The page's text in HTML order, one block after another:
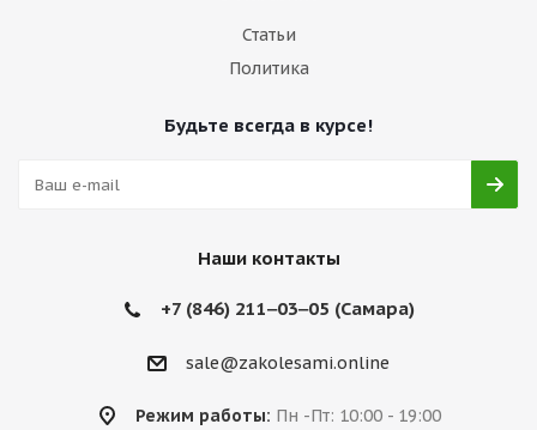
Статьи
Политика
Будьте всегда в курсе!
Наши контакты
+7 (846) 211‒03‒05 (Самара)
sale@zakolesami.online
Режим работы: Пн -Пт: 10:00 - 19:00